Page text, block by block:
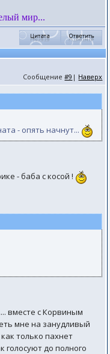
мир...
Сообщение#9 | Наверх
- опять начнут...
- баба с косой !
вместе с Корвиным
мне на занудливый
только пахнет
голосуют до полного